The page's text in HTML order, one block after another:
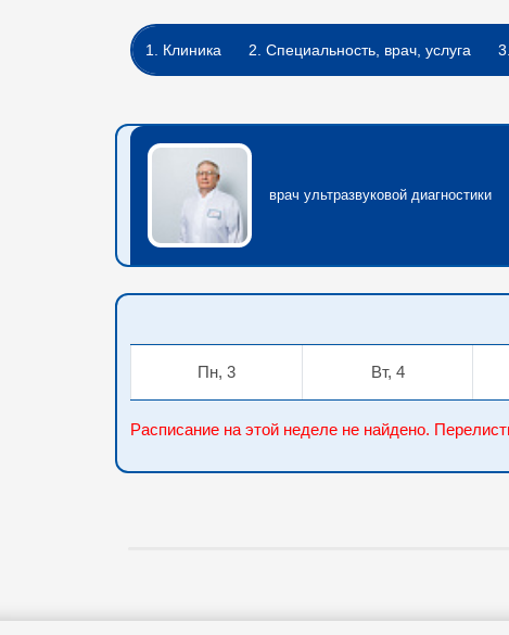
1. Клиника 2. Специальность, врач, услуга
врач ультразвуковой диагностики
Пн, 3 Вт, 4
Расписание на этой неделе не найдено.